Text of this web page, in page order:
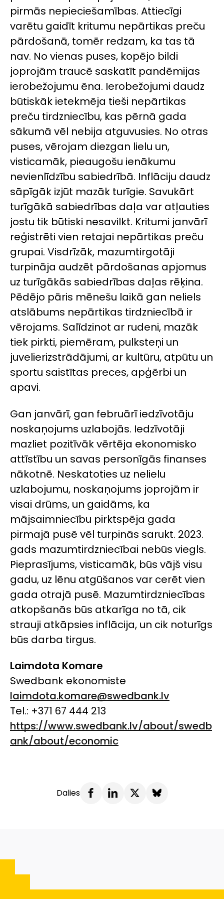
pirmās nepieciešamības. Attiecīgi
varētu gaidīt kritumu nepārtikas preču
pārdošanā, tomēr redzam, ka tas tā
nav. No vienas puses, kopējo bildi
joprojām traucē saskatīt pandēmijas
ierobežojumu ēna. Ierobežojumi daudz
būtiskāk ietekmēja tieši nepārtikas
preču tirdzniecību, kas pērnā gada
sākumā vēl nebija atguvusies. No otras
puses, vērojam diezgan lielu un,
visticamāk, pieaugošu ienākumu
nevienlīdzību sabiedrībā. Inflāciju daudz
sāpīgāk izjūt mazāk turīgie. Savukārt
turīgākā sabiedrības daļa var atļauties
jostu tik būtiski nesavilkt. Kritumi janvārī
reģistrēti vien retajai nepārtikas preču
grupai. Visdrīzāk, mazumtirgotāji
turpināja audzēt pārdošanas apjomus
uz turīgākās sabiedrības daļas rēķina.
Pēdējo pāris mēnešu laikā gan neliels
atslābums nepārtikas tirdzniecībā ir
vērojams. Salīdzinot ar rudeni, mazāk
tiek pirkti, piemēram, pulksteņi un
juvelierizstrādājumi, ar kultūru, atpūtu un
sportu saistītas preces, apģērbi un
apavi.
Gan janvārī, gan februārī iedzīvotāju
noskaņojums uzlabojās. Iedzīvotāji
mazliet pozitīvāk vērtēja ekonomisko
attīstību un savas personīgās finanses
nākotnē. Neskatoties uz nelielu
uzlabojumu, noskaņojums joprojām ir
visai drūms, un gaidāms, ka
mājsaimniecību pirktspēja gada
pirmajā pusē vēl turpinās sarukt. 2023.
gads mazumtirdzniecībai nebūs viegls.
Pieprasījums, visticamāk, būs vājš visu
gadu, uz lēnu atgūšanos var cerēt vien
gada otrajā pusē. Mazumtirdzniecības
atkopšanās būs atkarīga no tā, cik
strauji atkāpsies inflācija, un cik noturīgs
būs darba tirgus.
Laimdota Komare
Swedbank ekonomiste
laimdota.komare@swedbank.lv
Tel.: +371 67 444 213
https://www.swedbank.lv/about/swedb
ank/about/economic
Dalies